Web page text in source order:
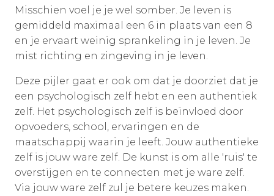
Misschien voel je je wel somber. Je leven is
gemiddeld maximaal een 6 in plaats van een 8
en je ervaart weinig sprankeling in je leven. Je
mist richting en zingeving in je leven.
Deze pijler gaat er ook om dat je doorziet dat je
een psychologisch zelf hebt en een authentiek
zelf. Het psychologisch zelf is beïnvloed door
opvoeders, school, ervaringen en de
maatschappij waarin je leeft. Jouw authentieke
zelf is jouw ware zelf. De kunst is om alle 'ruis' te
overstijgen en te connecten met je ware zelf.
Via jouw ware zelf zul je betere keuzes maken.